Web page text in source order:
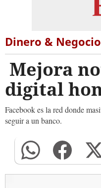
Dinero &
Mejora
digital
Facebook es la red donde
seguir a un banco.